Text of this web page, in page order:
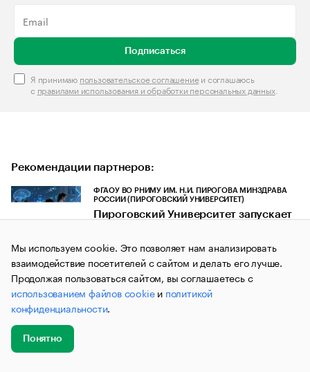
Подписаться
Я принимаю пользовательское соглашениеи соглашаюсь
с правилами использования и обработки персональных данных.
Рекомендации партнеров:
ФГАОУ ВО РНИМУ ИМ. Н.И. ПИРОГОВА МИНЗДРАВА
РОССИИ (ПИРОГОВСКИЙ УНИВЕРСИТЕТ)
Пироговский Университет запускает
Новость 5 августа 2026
ФГАОУ ВО РНИМУ ИМ. Н.И. ПИРОГОВА МИНЗДРАВА
РОССИИ (ПИРОГОВСКИЙ УНИВЕРСИТЕТ)
Пироговский Университет
подготовил более 200 наставников
Мы используем cookie. Это позволяет нам анализировать
взаимодействие посетителей с сайтом и делать его лучше.
Продолжая пользоваться сайтом, вы соглашаетесь с
использованием файлов cookieи политикой
конфиденциальности.
Понятно